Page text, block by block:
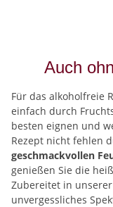
Auch
Für das alkoholfreie
einfach durch
besten eignen und
Rezept nicht fehlen
geschmackvollen
genießen Sie die
Zubereitet in
unvergessliches